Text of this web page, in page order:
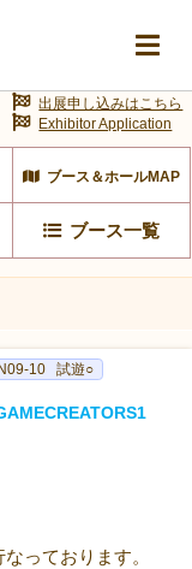
ブース＆ホールMAP
ブース一覧
出展申し込みはこちら
Exhibitor Application
10 試遊○
っております。